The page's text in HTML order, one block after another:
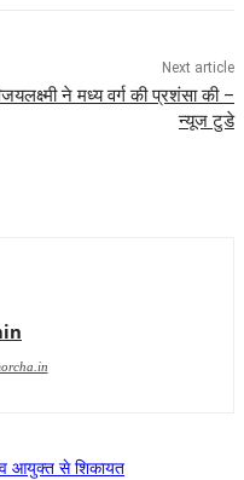
Next article
ने मध्य वर्ग की प्रशंसा की –
न्यूज टुडे
व आयुक्त से शिकायत